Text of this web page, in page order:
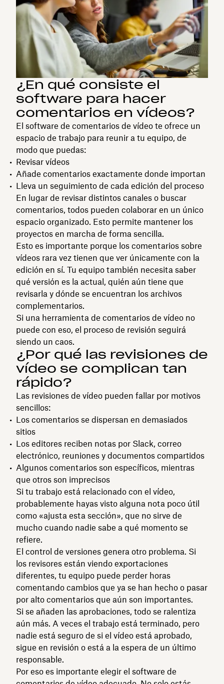
¿En qué consiste el
software para hacer
comentarios en vídeos?
El software de comentarios de vídeo te ofrece un
espacio de trabajo para reunir a tu equipo, de
modo que puedas:
Revisar vídeos
Añade comentarios exactamente donde importan
Lleva un seguimiento de cada edición del proceso
En lugar de revisar distintos canales o buscar
comentarios, todos pueden colaborar en un único
espacio organizado. Esto permite mantener los
proyectos en marcha de forma sencilla.
Esto es importante porque los comentarios sobre
vídeos rara vez tienen que ver únicamente con la
edición en sí. Tu equipo también necesita saber
qué versión es la actual, quién aún tiene que
revisarla y dónde se encuentran los archivos
complementarios.
Si una herramienta de comentarios de vídeo no
puede con eso, el proceso de revisión seguirá
siendo un caos.
¿Por qué las revisiones de
vídeo se complican tan
rápido?
Las revisiones de vídeo pueden fallar por motivos
sencillos:
Los comentarios se dispersan en demasiados
sitios
Los editores reciben notas por Slack, correo
electrónico, reuniones y documentos compartidos
Algunos comentarios son específicos, mientras
que otros son imprecisos
Si tu trabajo está relacionado con el vídeo,
probablemente hayas visto alguna nota poco útil
como «ajusta esta sección», que no sirve de
mucho cuando nadie sabe a qué momento se
refiere.
El control de versiones genera otro problema. Si
los revisores están viendo exportaciones
diferentes, tu equipo puede perder horas
comentando cambios que ya se han hecho o pasar
por alto comentarios que aún son importantes.
Si se añaden las aprobaciones, todo se ralentiza
aún más. A veces el trabajo está terminado, pero
nadie está seguro de si el vídeo está aprobado,
sigue en revisión o está a la espera de un último
responsable.
Por eso es importante elegir el software de